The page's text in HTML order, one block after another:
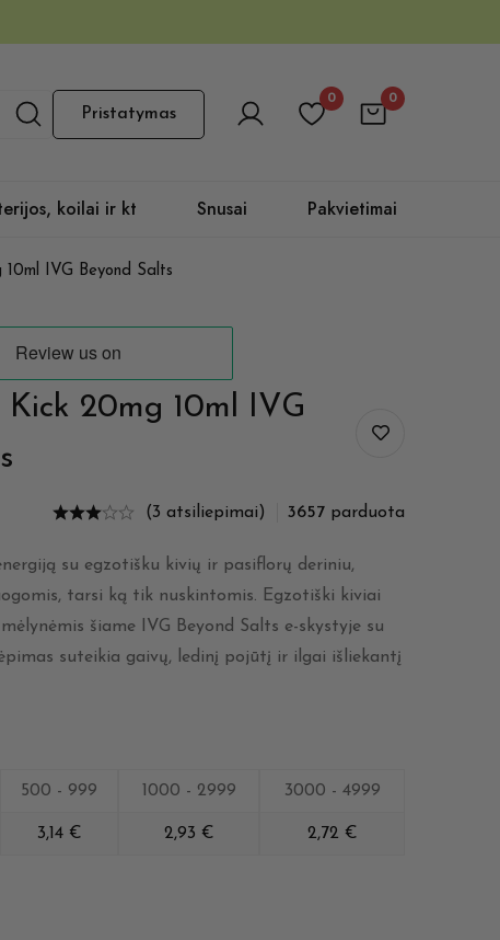
Pristatymas
0 0
koilai ir kt Snusai Pakvietimai
10ml IVG Beyond Salts
Kick 20mg 10ml IVG
(3 atsiliepimai) 3657 parduota
su egzotišku kivių ir pasiflorų deriniu,
tarsi ką tik nuskintomis. Egzotiški kiviai
šiame IVG Beyond Salts e-skystyje su
suteikia gaivų, ledinį pojūtį ir ilgai išliekantį
500 - 999 1000 - 2999 3000 - 4999
3,14 € 2,93 € 2,72 €